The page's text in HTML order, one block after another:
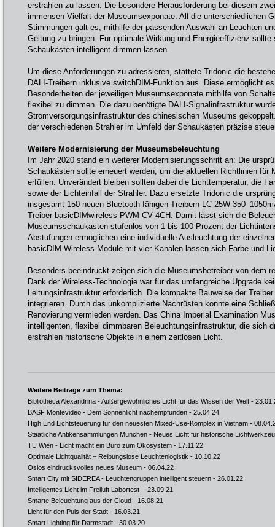
erstrahlen zu lassen. Die besondere Herausforderung bei diesem
immensen Vielfalt der Museumsexponate. All die unterschiedlichen
Stimmungen galt es, mithilfe der passenden Auswahl an Leuchten
Geltung zu bringen. Für optimale Wirkung und Energieeffizienz sollte
Schaukästen intelligent dimmen lassen.
Um diese Anforderungen zu adressieren, stattete Tridonic die
DALI-Treibern inklusive switchDIM-Funktion aus. Diese ermöglicht
Besonderheiten der jeweiligen Museumsexponate mithilfe von
flexibel zu dimmen. Die dazu benötigte DALI-Signalinfrastruktur
Stromversorgungsinfrastruktur des chinesischen Museums
der verschiedenen Strahler im Umfeld der Schaukästen präzise
Weitere Modernisierung der Museumsbeleuchtung
Im Jahr 2020 stand ein weiterer Modernisierungsschritt an: Die
Schaukästen sollte erneuert werden, um die aktuellen Richtlinien für
erfüllen. Unverändert bleiben sollten dabei die Lichttemperatur, die
sowie der Lichteinfall der Strahler. Dazu ersetzte Tridonic die
insgesamt 150 neuen Bluetooth-fähigen Treibern LC 25W
Treiber basicDIMwireless PWM CV 4CH. Damit lässt sich die
Museumsschaukästen stufenlos von 1 bis 100 Prozent der
Abstufungen ermöglichen eine individuelle Ausleuchtung der
basicDIM Wireless-Module mit vier Kanälen lassen sich Farbe und
Besonders beeindruckt zeigen sich die Museumsbetreiber von dem
Dank der Wireless-Technologie war für das umfangreiche Upgrade
Leitungsinfrastruktur erforderlich. Die kompakte Bauweise der
integrieren. Durch das unkomplizierte Nachrüsten konnte eine
Renovierung vermieden werden. Das China Imperial Examination
intelligenten, flexibel dimmbaren Beleuchtungsinfrastruktur, die sich
erstrahlen historische Objekte in einem zeitlosen Licht.
Weitere Beiträge zum Thema:
Bibliotheca Alexandrina - Außergewöhnliches Licht für das Wissen der Welt -
BASF Montevideo - Dem Sonnenlicht nachempfunden - 25.04.24
High End Lichtsteuerung für den neuesten Mixed-Use-Komplex in Vietnam -
Staatliche Antikensammlungen München - Neues Licht für historische
TU Wien - Licht macht ein Büro zum Ökosystem - 17.11.22
Optimale Lichtqualität – Reibungslose Leuchtenlogistik - 10.10.22
Oslos eindrucksvolles neues Museum - 06.04.22
Smart City mit SIDEREA - Leuchtengruppen intelligent steuern - 26.01.22
Intelligentes Licht im Freiluft Labortest - 23.09.21
Smarte Beleuchtung aus der Cloud - 16.08.21
Licht für den Puls der Stadt - 16.03.21
Smart Lighting für Darmstadt - 30.03.20